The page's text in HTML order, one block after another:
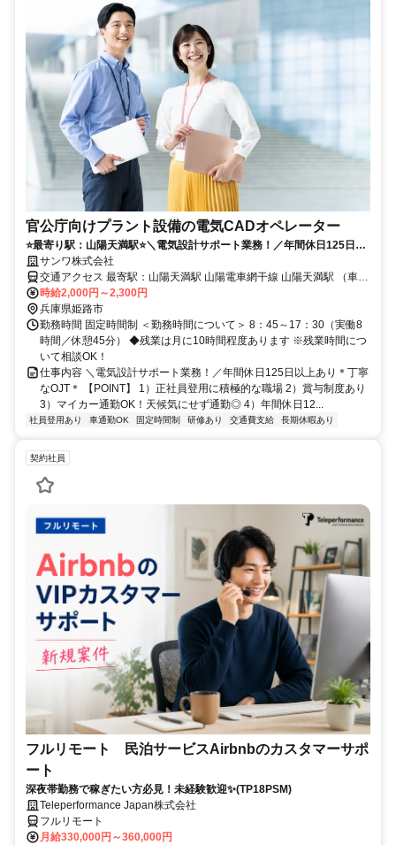
官公庁向けプラント設備の電気CADオペレーター
⭐️最寄り駅：山陽天満駅⭐️＼電気設計サポート業務！／年間休日125日以
上あり＊丁寧なOJT＊
サンワ株式会社
交通アクセス 最寄駅：山陽天満駅 山陽電車網干線 山陽天満駅 （車／
バイク 5分） 山陽電車網干線 平松駅 （車／バイク 5分） JR山陰本線
はりま勝原駅 （車／バイク 12分） ◆自転車・バイク・車での通勤
OK ◆最寄り駅近くにコンビニあり
時給2,000円～2,300円
兵庫県姫路市
勤務時間 固定時間制 ＜勤務時間について＞ 8：45～17：30（実働8
時間／休憩45分） ◆残業は月に10時間程度あります ※残業時間につ
いて相談OK！
仕事内容 ＼電気設計サポート業務！／年間休日125日以上あり＊丁寧
なOJT＊ 【POINT】 1）正社員登用に積極的な職場 2）賞与制度あり
3）マイカー通勤OK！天候気にせず通勤◎ 4）年間休日12...
社員登用あり 車通勤OK 固定時間制 研修あり 交通費支給 長期休暇あり
契約社員
フルリモート 民泊サービスAirbnbのカスタマーサポ
ート
深夜帯勤務で稼ぎたい方必見！未経験歓迎✨(TP18PSM)
Teleperformance Japan株式会社
フルリモート
月給330,000円～360,000円